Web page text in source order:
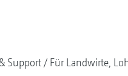
Support Für Landwirte,